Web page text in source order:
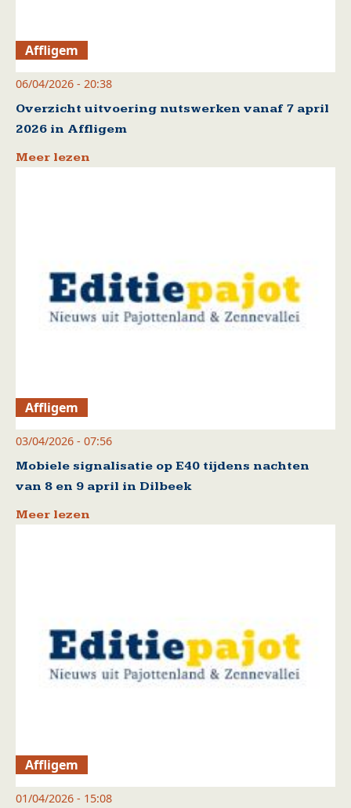
Affligem
06/04/2026 - 20:38
Overzicht uitvoering nutswerken vanaf 7 april
2026 in Affligem
Meer lezen
Affligem
03/04/2026 - 07:56
Mobiele signalisatie op E40 tijdens nachten
van 8 en 9 april in Dilbeek
Meer lezen
Affligem
01/04/2026 - 15:08